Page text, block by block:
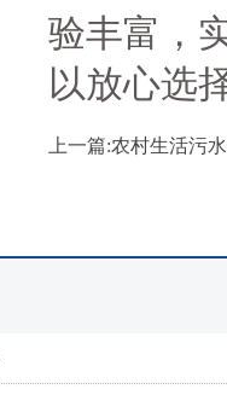
验丰富，
以放心选
上一篇:农村生活污